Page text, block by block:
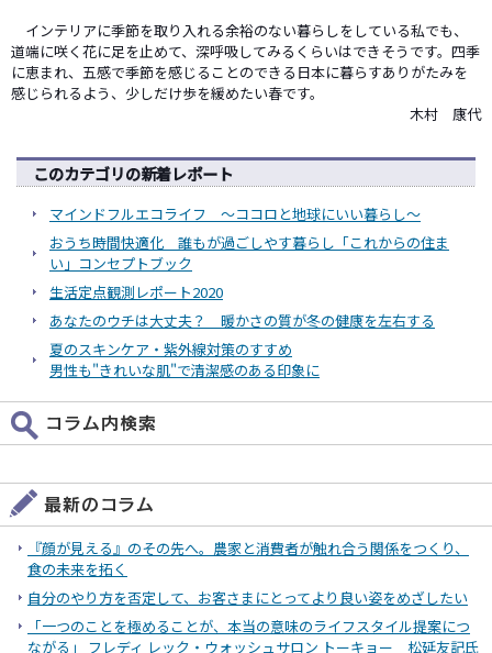
インテリアに季節を取り入れる余裕のない暮らしをしている私でも、
道端に咲く花に足を止めて、深呼吸してみるくらいはできそうです。四季
に恵まれ、五感で季節を感じることのできる日本に暮らすありがたみを
感じられるよう、少しだけ歩を緩めたい春です。
木村 康代
このカテゴリの新着レポート
マインドフルエコライフ ～ココロと地球にいい暮らし～
おうち時間快適化 誰もが過ごしやす暮らし「これからの住ま
い」コンセプトブック
生活定点観測レポート2020
あなたのウチは大丈夫？ 暖かさの質が冬の健康を左右する
夏のスキンケア・紫外線対策のすすめ
男性も"きれいな肌"で清潔感のある印象に
『顔が見える』のその先へ。農家と消費者が触れ合う関係をつくり、
食の未来を拓く
自分のやり方を否定して、お客さまにとってより良い姿をめざしたい
「一つのことを極めることが、本当の意味のライフスタイル提案につ
ながる」 フレディ レック・ウォッシュサロン トーキョー 松延友記氏